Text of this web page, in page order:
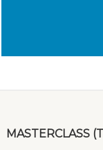
MASTERCLASS